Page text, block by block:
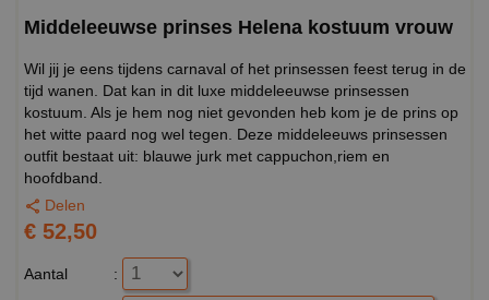
Middeleeuwse prinses Helena kostuum vrouw
Wil jij je eens tijdens carnaval of het prinsessen feest terug in de
tijd wanen. Dat kan in dit luxe middeleeuwse prinsessen
kostuum. Als je hem nog niet gevonden heb kom je de prins op
het witte paard nog wel tegen. Deze middeleeuws prinsessen
outfit bestaat uit: blauwe jurk met cappuchon,riem en
hoofdband.
Delen
€ 52,50
Aantal :